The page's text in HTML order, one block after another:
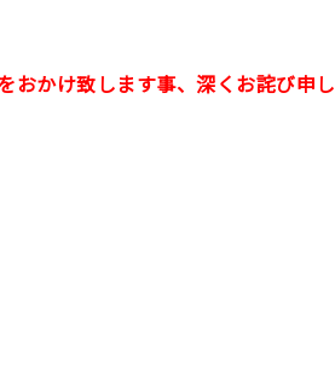
おかけ致します事、深くお詫び申し